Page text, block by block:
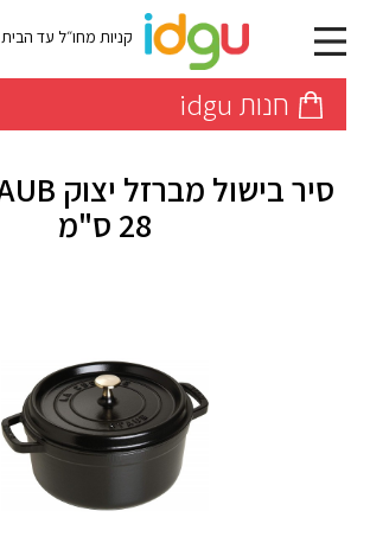
קניות מחו״ל עד הבית
חנות idgu
28 ס"מ